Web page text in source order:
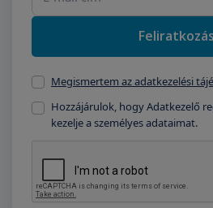
Feliratkozás
Megismertem az adatkezelési
Hozzájárulok, hogy Adatkezelő
kezelje a személyes adataimat.